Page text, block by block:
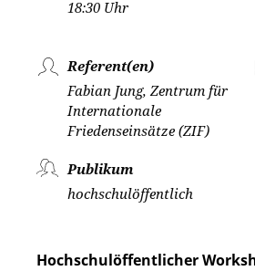
18:30 Uhr
Referent(en)
Fabian Jung, Zentrum für
Internationale
Friedenseinsätze (ZIF)
Publikum
hochschulöffentlich
Hochschulöffentlicher